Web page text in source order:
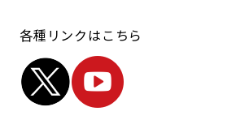
各種リンクはこちら